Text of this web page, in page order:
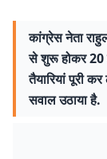
कांग्रेस नेता
से शुरू होकर 20
तैयारियां पूरी
सवाल उठाया है.